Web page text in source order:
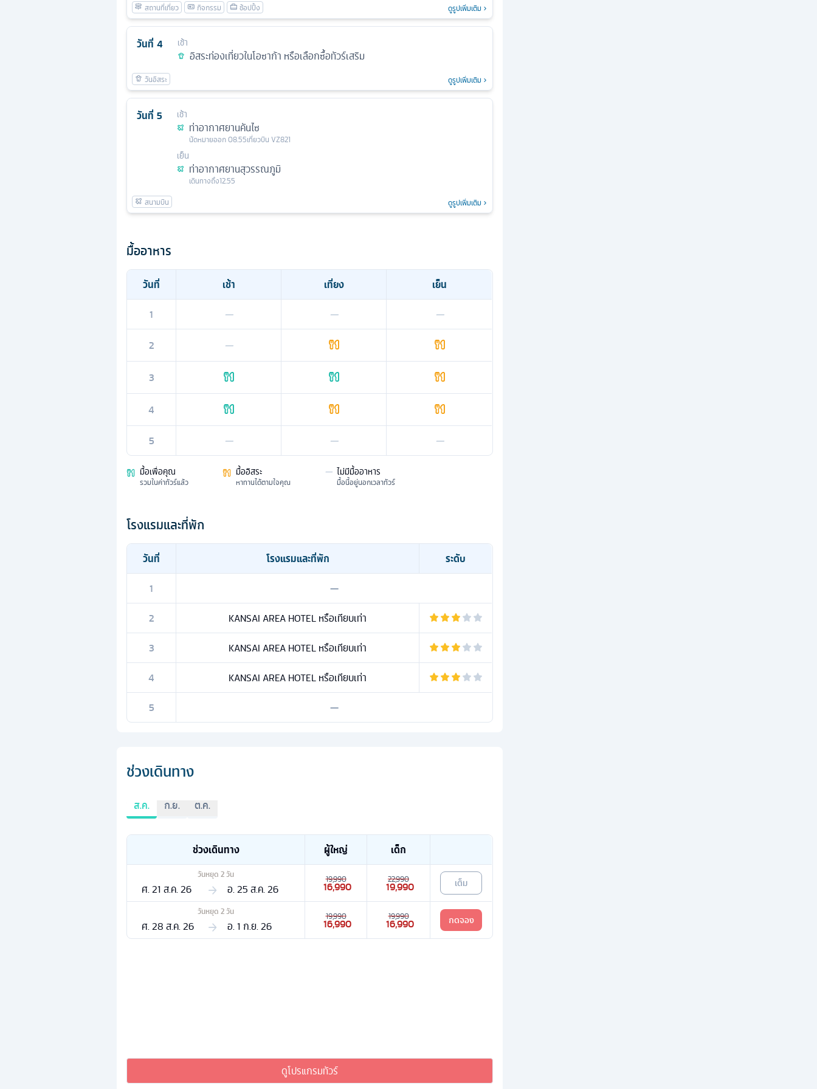
ดูรูปเพิ่มเติม
วันที่ 4 เช้า
อิสระท่องเที่ยวในโอซาก้า หรือเลือกซื้อทัวร์เสริม
ดูรูปเพิ่มเติม
วันที่ 5 เช้า
ท่าอากาศยานคันไซ
นัดหมายออก08.55เที่ยวบิน VZ821
เย็น
ท่าอากาศยานสุวรรณภูมิ
เดินทางถึง12.55
ดูรูปเพิ่มเติม
มื้ออาหาร
วันที่ เช้า เที่ยง
เย็น
1
— —
—
2
—
3
4
5
— — —
มื้อเพื่อคุณ
รวมในค่าทัวร์แล้ว
มื้ออิสระ
หาทานได้ตามใจคุณ
— ไม่มีมื้ออาหาร
มื้อนี้อยู่นอกเวลาทัวร์
โรงแรมและที่พัก
วันที่ โรงแรมและที่พัก
ระดับ
1
—
2
KANSAI AREA HOTEL หรือเทียบเท่า
3
KANSAI AREA HOTEL หรือเทียบเท่า
4
KANSAI AREA HOTEL หรือเทียบเท่า
5
—
ช่วงเดินทาง
ส.ค. ก.ย. ต.ค.
ช่วงเดินทาง ผู้ใหญ่ เด็ก
วันหยุด 2วัน
ศ. 21 ส.ค. 26 อ. 25 ส.ค. 26
19,990
16,990 22,990
19,990 เต็ม
วันหยุด 2วัน
ศ. 28 ส.ค. 26 อ. 1 ก.ย. 26
19,990
16,990 19,990
16,990 กดจอง
ดูโปรแกรมทัวร์